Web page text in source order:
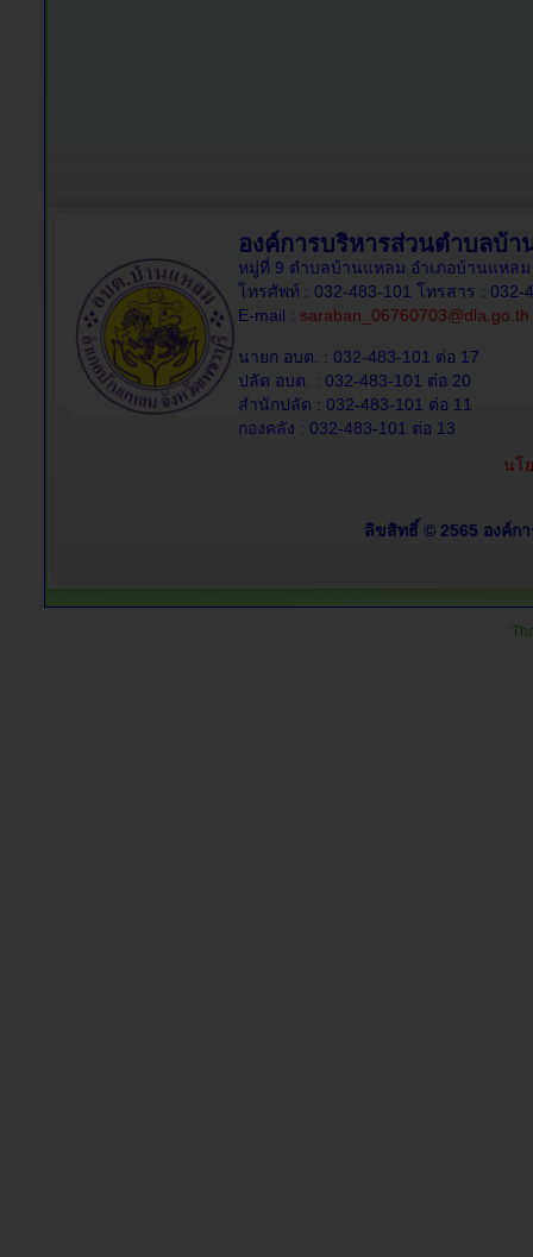
องค์การบริหารส่วนตำบลบ้า
หมู่ที่ 9 ตำบลบ้านแหลม อำเภอบ้านแหลม
โทรศัพท์ : 032-483-101 โทรสาร : 032-
E-mail : saraban_06760703@dla.go.th
นายก อบต. : 032-483-101 ต่อ 17
ปลัด อบต. : 032-483-101 ต่อ 20
สำนักปลัด : 032-483-101 ต่อ 11
กองคลัง : 032-483-101 ต่อ 13
นโ
ลิขสิทธิ์ © 2565 องค์ก